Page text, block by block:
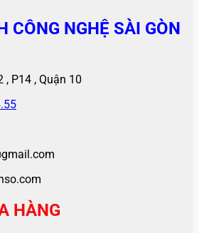
CÔNG NGHỆ SÀI GÒN
P14 , Quận 10
HÀNG